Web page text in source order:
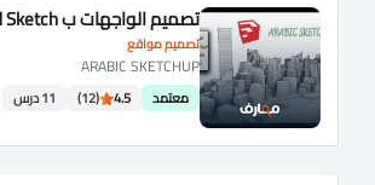
تصميم مواقع
تصميم الواجهات ب Sketch للمبتدئين
ARABIC SKETCHUP
معتمد 4.5
(12) 11 درس